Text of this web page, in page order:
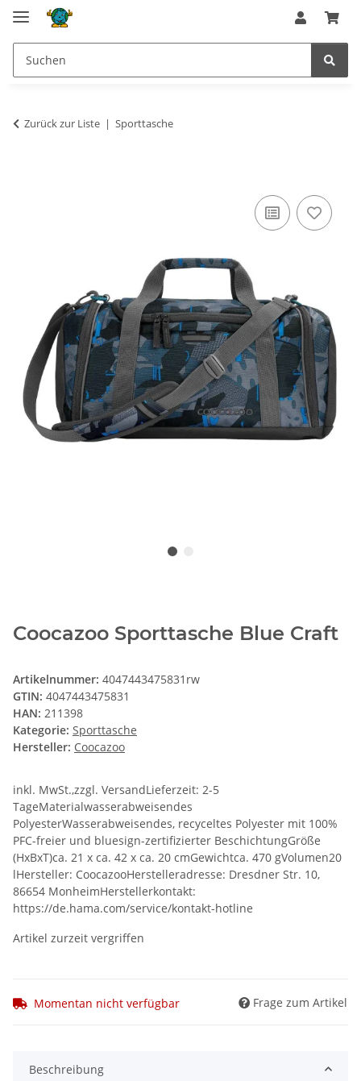
Zurück zur Liste Sporttasche
Coocazoo Sporttasche Blue Craft
Artikelnummer: 4047443475831rw
GTIN: 4047443475831
HAN: 211398
Kategorie: Sporttasche
Hersteller: Coocazoo
inkl. MwSt.,zzgl. VersandLieferzeit: 2-5
TageMaterialwasserabweisendes
PolyesterWasserabweisendes, recyceltes Polyester mit 100%
PFC-freier und bluesign-zertifizierter BeschichtungGröße
(HxBxT)ca. 21 x ca. 42 x ca. 20 cmGewichtca. 470 gVolumen20
lHersteller: CoocazooHerstelleradresse: Dresdner Str. 10,
86654 MonheimHerstellerkontakt:
https://de.hama.com/service/kontakt-hotline
Artikel zurzeit vergriffen
Momentan nicht verfügbar Frage zum Artikel
Beschreibung